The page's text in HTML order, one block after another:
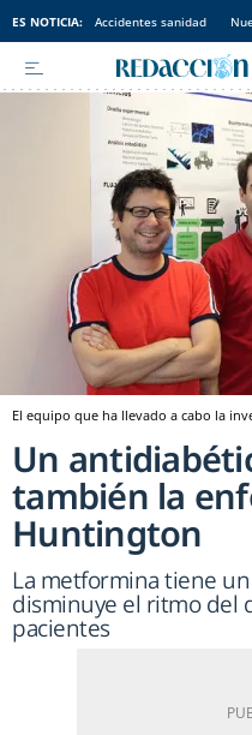
ES NOTICIA: Accidentes sanidad
El equipo que ha llevado a cabo la
Un
también la
Huntington
La metformina tiene
disminuye el ritmo del
pacientes